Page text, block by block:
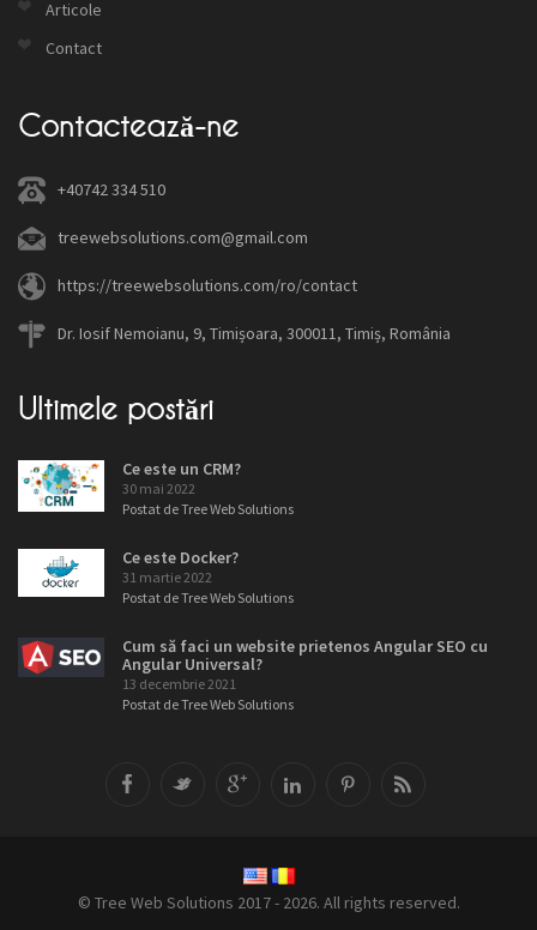
Articole
Contact
Contactează-ne
+40742 334 510
treewebsolutions.com@gmail.com
https://treewebsolutions.com/ro/contact
Dr. Iosif Nemoianu, 9, Timișoara, 300011, Timiș, România
Ultimele postări
Ce este un CRM?
30 mai 2022
Postat de Tree Web Solutions
Ce este Docker?
31 martie 2022
Postat de Tree Web Solutions
Cum să faci un website prietenos Angular SEO cu
Angular Universal?
13 decembrie 2021
Postat de Tree Web Solutions
© Tree Web Solutions 2017 - 2026. All rights reserved.